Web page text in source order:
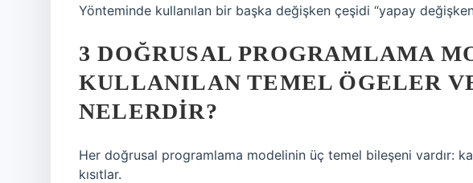
Yönteminde kullanılan bir başka değişken çeşidi “yapay
3 DOĞRUSAL PROGRAMLAMA
KULLANILAN TEMEL ÖGELER
NELERDIR?
Her doğrusal programlama modelinin üç temel bileşeni vardır:
kısıtlar.